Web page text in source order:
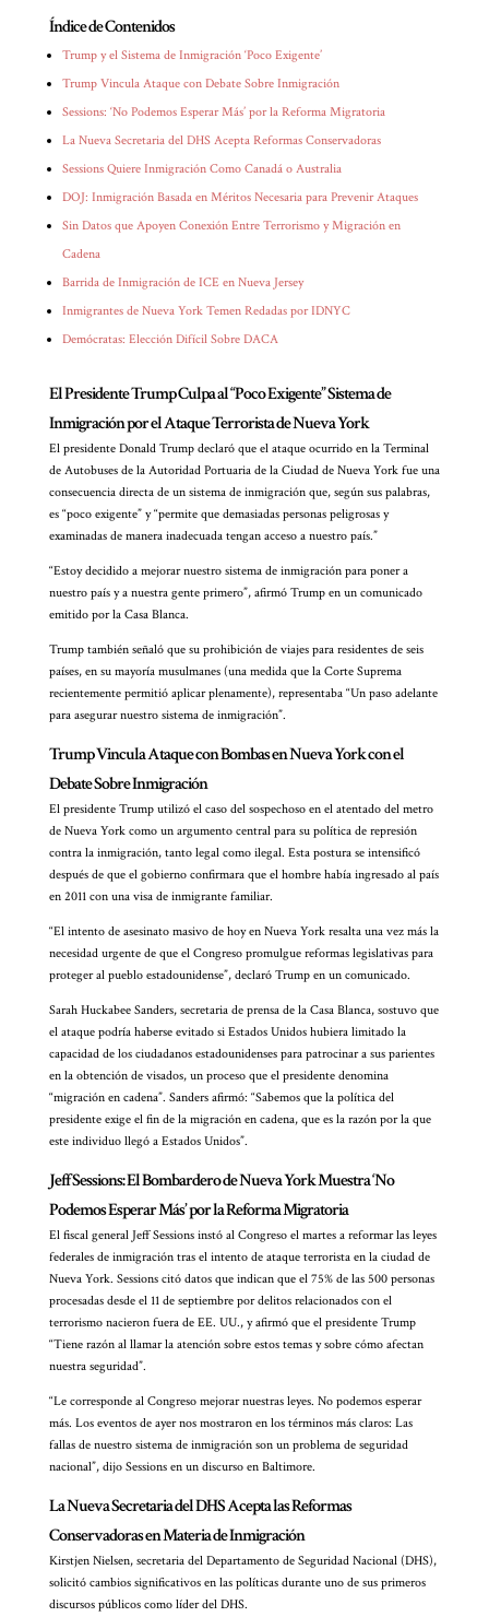
Índice de Contenidos
Trump y el Sistema de Inmigración ‘Poco Exigente’
Trump Vincula Ataque con Debate Sobre Inmigración
Sessions: ‘No Podemos Esperar Más’ por la Reforma Migratoria
La Nueva Secretaria del DHS Acepta Reformas Conservadoras
Sessions Quiere Inmigración Como Canadá o Australia
DOJ: Inmigración Basada en Méritos Necesaria para Prevenir Ataques
Sin Datos que Apoyen Conexión Entre Terrorismo y Migración en
Cadena
Barrida de Inmigración de ICE en Nueva Jersey
Inmigrantes de Nueva York Temen Redadas por IDNYC
Demócratas: Elección Difícil Sobre DACA
El Presidente Trump Culpa al “Poco Exigente” Sistema de
Inmigración por el Ataque Terrorista de Nueva York
El presidente Donald Trump declaró que el ataque ocurrido en la Terminal
de Autobuses de la Autoridad Portuaria de la Ciudad de Nueva York fue una
consecuencia directa de un sistema de inmigración que, según sus palabras,
es “poco exigente” y “permite que demasiadas personas peligrosas y
examinadas de manera inadecuada tengan acceso a nuestro país.”
“Estoy decidido a mejorar nuestro sistema de inmigración para poner a
nuestro país y a nuestra gente primero”, afirmó Trump en un comunicado
emitido por la Casa Blanca.
Trump también señaló que su prohibición de viajes para residentes de seis
países, en su mayoría musulmanes (una medida que la Corte Suprema
recientemente permitió aplicar plenamente), representaba “Un paso adelante
para asegurar nuestro sistema de inmigración”.
Trump Vincula Ataque con Bombas en Nueva York con el
Debate Sobre Inmigración
El presidente Trump utilizó el caso del sospechoso en el atentado del metro
de Nueva York como un argumento central para su política de represión
contra la inmigración, tanto legal como ilegal. Esta postura se intensificó
después de que el gobierno confirmara que el hombre había ingresado al país
en 2011 con una visa de inmigrante familiar.
“El intento de asesinato masivo de hoy en Nueva York resalta una vez más la
necesidad urgente de que el Congreso promulgue reformas legislativas para
proteger al pueblo estadounidense”, declaró Trump en un comunicado.
Sarah Huckabee Sanders, secretaria de prensa de la Casa Blanca, sostuvo que
el ataque podría haberse evitado si Estados Unidos hubiera limitado la
capacidad de los ciudadanos estadounidenses para patrocinar a sus parientes
en la obtención de visados, un proceso que el presidente denomina
“migración en cadena”. Sanders afirmó: “Sabemos que la política del
presidente exige el fin de la migración en cadena, que es la razón por la que
este individuo llegó a Estados Unidos”.
Jeff Sessions: El Bombardero de Nueva York Muestra ‘No
Podemos Esperar Más’ por la Reforma Migratoria
El fiscal general Jeff Sessions instó al Congreso el martes a reformar las leyes
federales de inmigración tras el intento de ataque terrorista en la ciudad de
Nueva York. Sessions citó datos que indican que el 75% de las 500 personas
procesadas desde el 11 de septiembre por delitos relacionados con el
terrorismo nacieron fuera de EE. UU., y afirmó que el presidente Trump
“Tiene razón al llamar la atención sobre estos temas y sobre cómo afectan
nuestra seguridad”.
“Le corresponde al Congreso mejorar nuestras leyes. No podemos esperar
más. Los eventos de ayer nos mostraron en los términos más claros: Las
fallas de nuestro sistema de inmigración son un problema de seguridad
nacional”, dijo Sessions en un discurso en Baltimore.
La Nueva Secretaria del DHS Acepta las Reformas
Conservadoras en Materia de Inmigración
Kirstjen Nielsen, secretaria del Departamento de Seguridad Nacional (DHS),
solicitó cambios significativos en las políticas durante uno de sus primeros
discursos públicos como líder del DHS.